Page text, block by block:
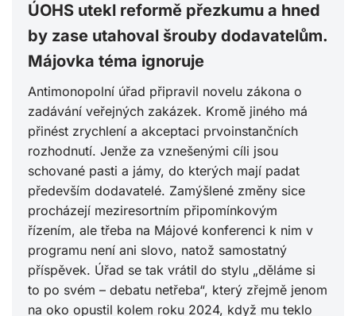
ÚOHS utekl reformě přezkumu a hned
by zase utahoval šrouby dodavatelům.
Májovka téma ignoruje
Antimonopolní úřad připravil novelu zákona o
zadávání veřejných zakázek. Kromě jiného má
přinést zrychlení a akceptaci prvoinstančních
rozhodnutí. Jenže za vznešenými cíli jsou
schované pasti a jámy, do kterých mají padat
především dodavatelé. Zamýšlené změny sice
procházejí meziresortním připomínkovým
řízením, ale třeba na Májové konferenci k nim v
programu není ani slovo, natož samostatný
příspěvek. Úřad se tak vrátil do stylu „děláme si
to po svém – debatu netřeba“, který zřejmě jenom
na oko opustil kolem roku 2024, když mu teklo